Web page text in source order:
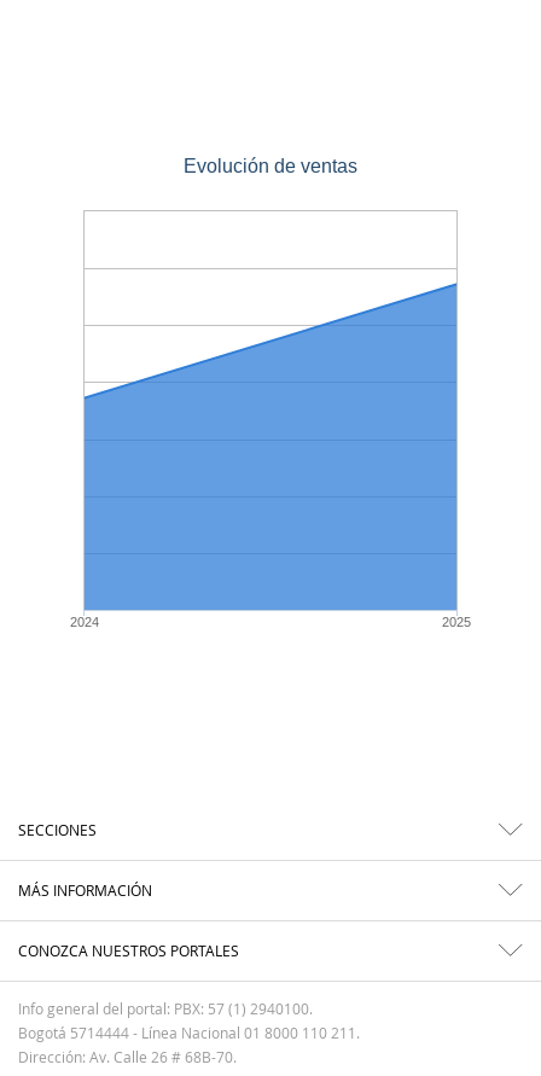
Evolución de ventas
2024 2025
SECCIONES
MÁS INFORMACIÓN
CONOZCA NUESTROS PORTALES
Info general del portal: PBX: 57 (1) 2940100.
Bogotá 5714444 - Línea Nacional 01 8000 110 211.
Dirección: Av. Calle 26 # 68B-70.